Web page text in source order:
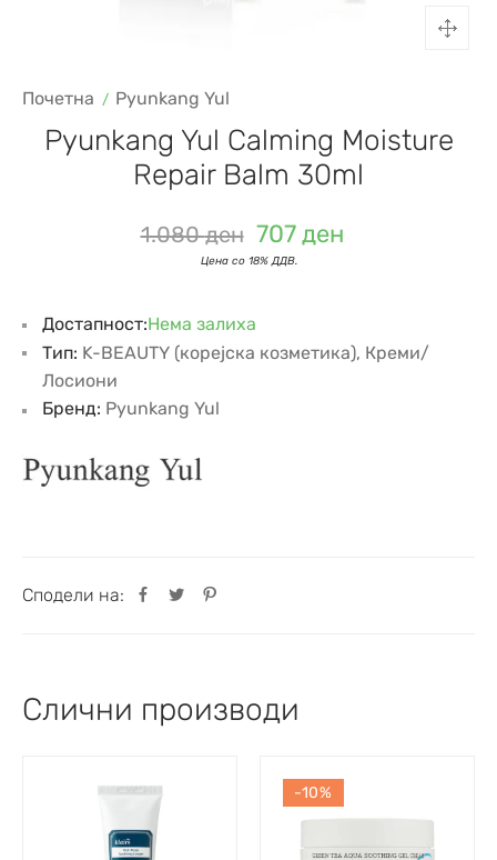
Почетна Pyunkang Yul
Pyunkang Yul Calming Moisture
Repair Balm 30ml
1.080ден 707ден
Достапност:Нема залиха
Сподели на:
Тип: K-BEAUTY (корејска козметика), Креми/
Лосиони
Бренд: Pyunkang Yul
Слични производи
-10%